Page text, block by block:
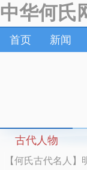
中华何氏
首页 新闻
古代人物
【何氏古代名人】